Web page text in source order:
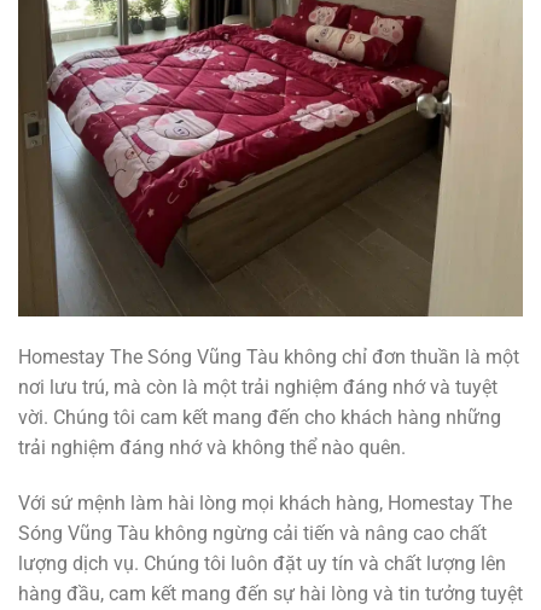
Homestay The Sóng Vũng Tàu không chỉ đơn thuần là một
nơi lưu trú, mà còn là một trải nghiệm đáng nhớ và tuyệt
vời. Chúng tôi cam kết mang đến cho khách hàng những
trải nghiệm đáng nhớ và không thể nào quên.
Với sứ mệnh làm hài lòng mọi khách hàng, Homestay The
Sóng Vũng Tàu không ngừng cải tiến và nâng cao chất
lượng dịch vụ. Chúng tôi luôn đặt uy tín và chất lượng lên
hàng đầu, cam kết mang đến sự hài lòng và tin tưởng tuyệt